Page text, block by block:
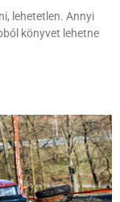
lehetetlen. Annyi
könyvet lehetne